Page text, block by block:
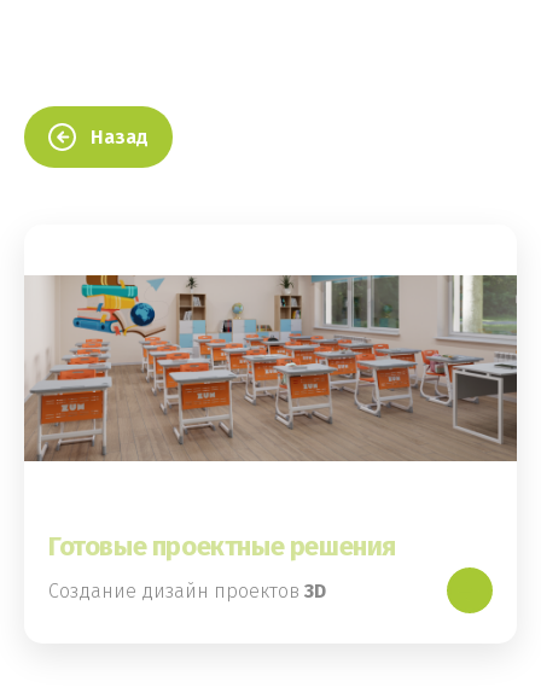
Назад
Готовые проектные решения
Создание дизайн проектов 3D